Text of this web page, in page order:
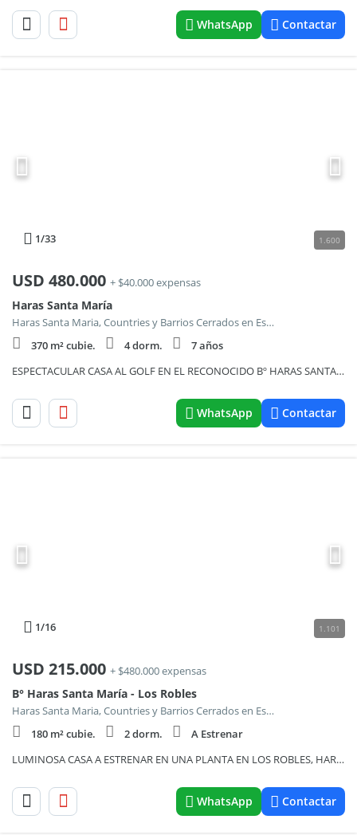
WhatsApp Contactar
1/33 1.600
USD 480.000 + $40.000 expensas
Haras Santa María
Haras Santa Maria, Countries y Barrios Cerrados en Escobar
370 m² cubie.
4 dorm.
7 años
ESPECTACULAR CASA AL GOLF EN EL RECONOCIDO Bº HARAS SANTA MARIA EN ESCOBAR.
WhatsApp Contactar
1/16 1.101
USD 215.000 + $480.000 expensas
B° Haras Santa María - Los Robles
Haras Santa Maria, Countries y Barrios Cerrados en Escobar
180 m² cubie.
2 dorm.
A Estrenar
LUMINOSA CASA A ESTRENAR EN UNA PLANTA EN LOS ROBLES, HARAS SANTA MARIA, SOBRE 1114m2 DE TERRENO.
WhatsApp Contactar